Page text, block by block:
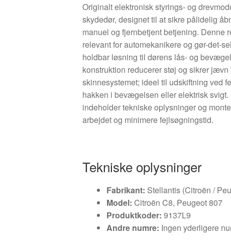
Originalt elektronisk styrings- og
skydedør, designet til at sikre pålidelig
manuel og fjernbetjent betjening. Denne
relevant for automekanikere og gør-det-
holdbar løsning til dørens lås- og
konstruktion reducerer støj og sikrer
skinnesystemet; ideel til udskiftning ved
hakken i bevægelsen eller elektrisk
indeholder tekniske oplysninger og
arbejdet og minimere fejlsøgningstid.
Tekniske oplysninger
Fabrikant: Stellantis (Citroën /
Model: Citroën C8, Peugeot 807
Produktkoder: 9137L9
Andre numre: Ingen yderligere